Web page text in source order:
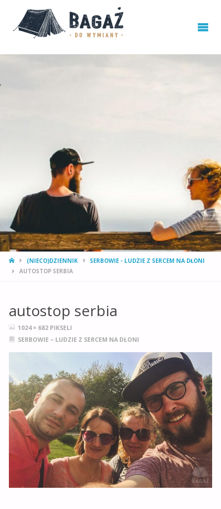
STRONA
GŁÓWNA
(NIECO)DZIENNIK
SERBOWIE - LUDZIE Z SERCEM NA DŁONI
AUTOSTOP SERBIA
autostop serbia
PEŁNY
ROZMIAR
1024 × 682 PIKSELI
SERBOWIE – LUDZIE Z SERCEM NA DŁONI